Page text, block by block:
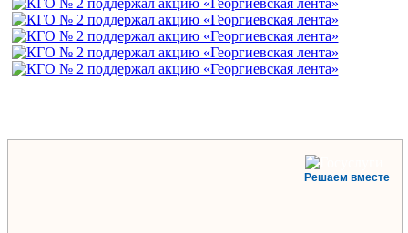
Решаем вместе